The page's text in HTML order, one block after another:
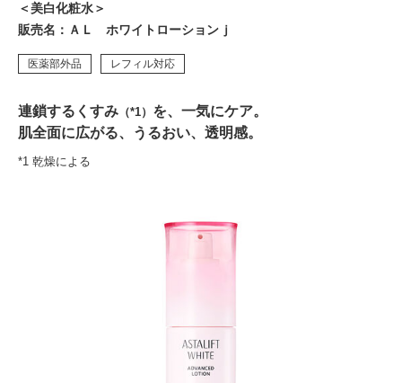
＜美白化粧水＞
販売名：ＡＬ ホワイトローションｊ
医薬部外品 レフィル対応
連鎖するくすみ （*1） を、一気にケア。
肌全面に広がる、うるおい、透明感。
*1 乾燥による